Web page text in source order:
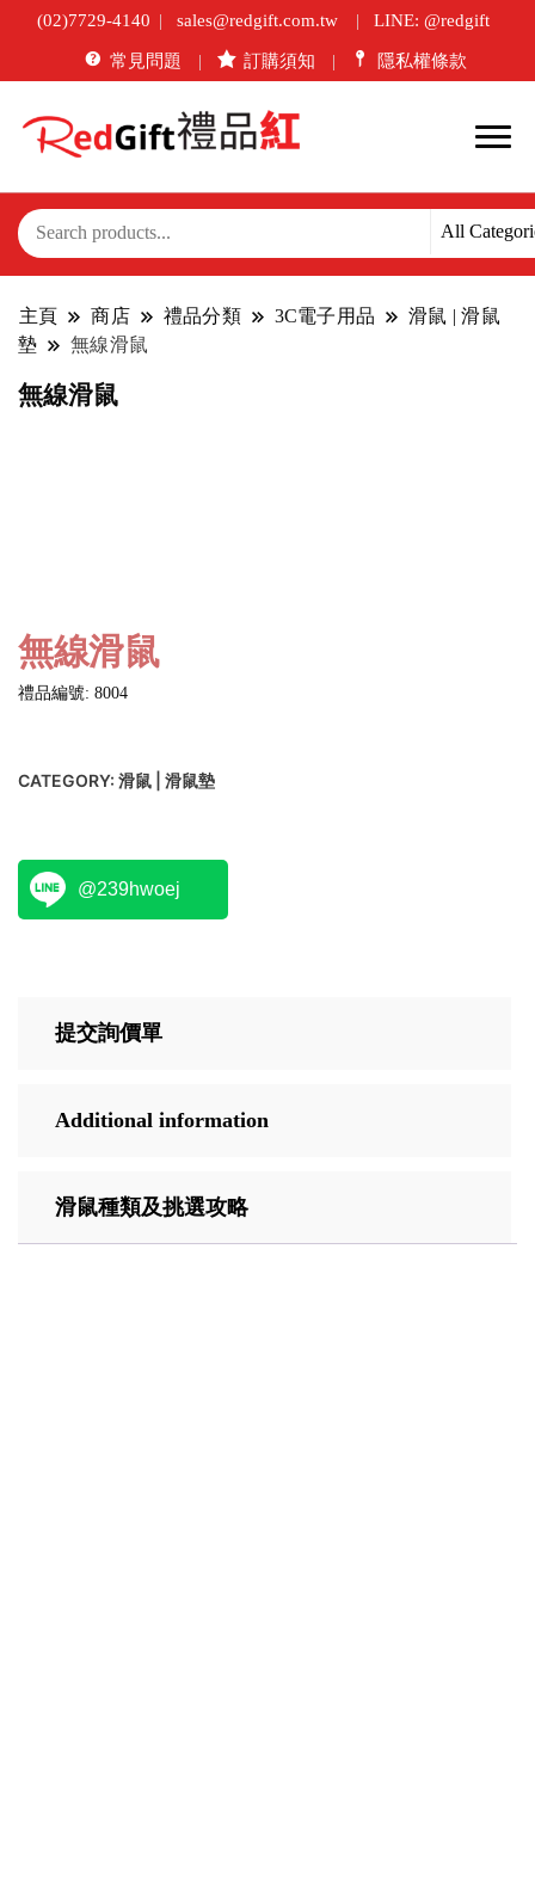
(02)7729-4140 sales@redgift.com.tw LINE: @redgift
常見問題 訂購須知 隱私權條款
主頁 商店 禮品分類 3C電子用品
滑鼠 | 滑鼠
墊
無線滑鼠
無線滑鼠
無線滑鼠
禮品編號: 8004
CATEGORY: 滑鼠 | 滑鼠墊
@239hwoej
提交詢價單
Additional information
滑鼠種類及挑選攻略